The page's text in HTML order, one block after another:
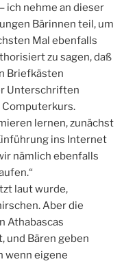
ich nehme an dieser
Bärinnen teil, um
Mal ebenfalls
zu sagen, daß
Briefkästen
Unterschriften
lernen, zunächst
ins Internet
nämlich ebenfalls
laut wurde,
Aber die
Athabascas
und Bären geben
wenn eigene